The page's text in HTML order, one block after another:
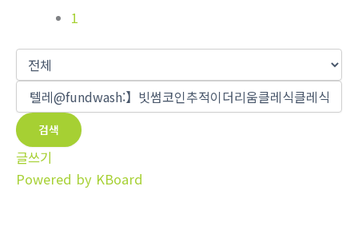
1
검색
글쓰기
Powered by KBoard